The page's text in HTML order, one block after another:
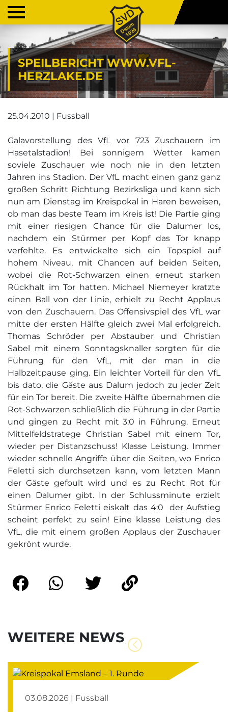
SPEILBERICHT WWW.VFL-
HERZLAKE.DE
25.04.2010 | Fussball
Galavorstellung des VfL vor 723 Zuschauern im
Hasetalstadion! Bei sonnigem Wetter kamen
soviele Zuschauer wie noch nie in den letzten
Jahren ins Stadion. Der VfL macht einen ganz ganz
großen Schritt Richtung Bezirksliga und kann sich
nun am Dienstag im Kreispokal in Haren beweisen,
ob man das beste Team im Kreis ist! Die Partie ging
mit einer riesigen Chance für die Dalumer los,
nachdem ein Stürmer per Kopf das Tor knapp
verfehlte. Es entwickelte sich ein Topspiel auf
hohem Niveau, mit Chancen auf beiden Seiten,
wobei die Rot-Schwarzen einen erneut starken
Rückhalt im Tor hatten. Michael Niemeyer kratzte
einen Ball von der Linie, erhielt zu Recht Applaus
von den Zuschauern. Das Offensivspiel des VfL war
mitte der ersten Hälfte gleich zwei Mal erfolgreich.
Thomas Schröder per Abstauber und Christian
Sabel mit einem Sonntagsknaller sorgten für die
Führung für den VfL, mit der man in die
Halbzeitpause ging. Ein leichter Vorteil für den VfL
bis dato, die Gäste aus Dalum jedoch zu jeder Zeit
für ein Tor bereit. Die zweite Hälfte übernahmen die
Rot-Schwarzen schließlich die Führung in der Partie
und gingen zu Recht mit 3:0 in Führung. Erneut
Mittelfeldstratege Christian Sabel mit einem Tor,
wieder per Distanzschuss! Klasse Leistung. Immer
wieder schnelle Angriffe über die Seiten, wo Enrico
Feletti sich durchsetzen kann, vom letzten Mann
der Gäste gefoult wird und es zu Recht Rot für
einen Dalumer gibt. In der Schlussminute erzielt
Stürmer Enrico Feletti eiskalt das 4:0  der Aufstieg
scheint perfekt zu sein! Eine klasse Leistung des
VfL, die mit einem großen Applaus der Zuschauer
gekrönt wurde.
WEITERE NEWS
03.08.2026 | Fussball